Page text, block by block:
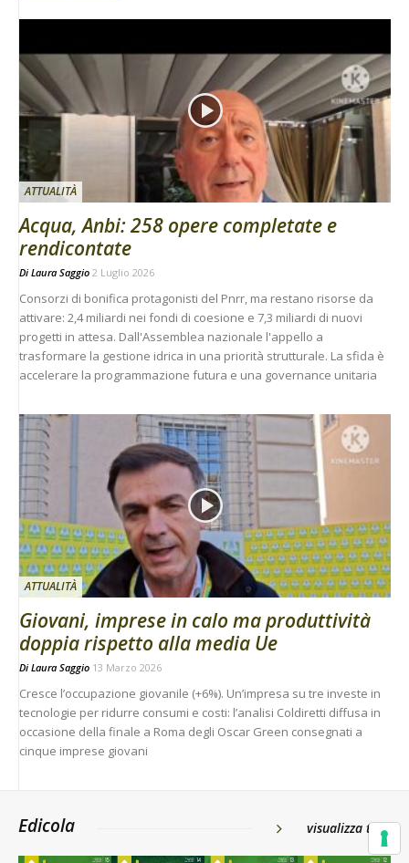
ATTUALITÀ
Acqua, Anbi: 258 opere completate e
rendicontate
Di Laura Saggio 2 Luglio 2026
Consorzi di bonifica protagonisti del Pnrr, ma restano risorse da
attivare: 2,4 miliardi nei fondi di coesione e 7,3 miliardi di nuovi
progetti in attesa. Dall'Assemblea nazionale l'appello a
trasformare la gestione idrica in una priorità strutturale. La sfida è
accelerare la programmazione futura e una governance unitaria
ATTUALITÀ
Giovani, imprese in calo ma produttività
doppia rispetto alla media Ue
Di Laura Saggio 13 Marzo 2026
Cresce l’occupazione giovanile (+6%). Un’impresa su tre investe in
tecnologie per ridurre consumi e costi: l’analisi Coldiretti diffusa in
occasione della finale a Roma degli Oscar Green consegnati a
cinque imprese giovani
Edicola visualizza tutti